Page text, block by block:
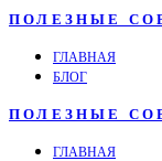
ПОЛЕЗНЫЕ
ГЛАВНАЯ
БЛОГ
ПОЛЕЗНЫЕ
ГЛАВНАЯ